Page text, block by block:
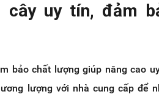
cây uy tín, đảm
bảo chất lượng giúp nâng cao
lượng với nhà cung cấp để